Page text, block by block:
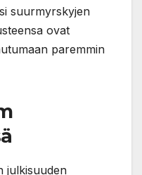
suurmyrskyjen
ovat
paremmin
julkisuuden